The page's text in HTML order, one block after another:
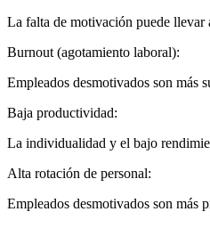
La falta de motivación puede llevar
Burnout (agotamiento laboral):
Empleados desmotivados son más
Baja productividad:
La individualidad y el bajo
Alta rotación de personal:
Empleados desmotivados son más